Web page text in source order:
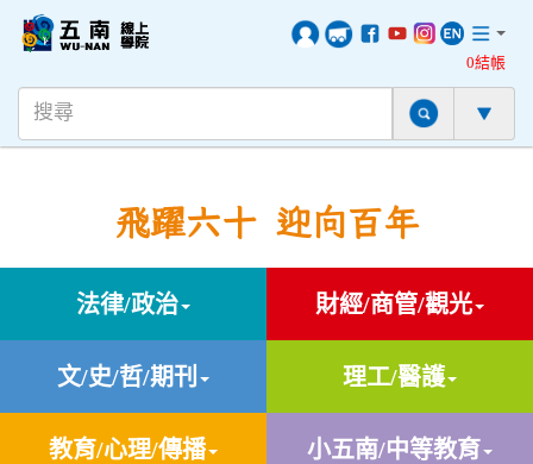
0結帳
飛躍六十 迎向百年
法律/政治 財經/商管/觀光
文/史/哲/期刊 理工/醫護
教育/心理/傳播 小五南/中等教育